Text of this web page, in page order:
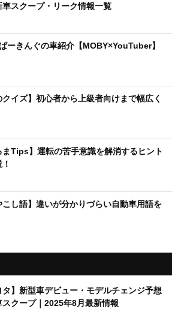
車スクープ・リーク情報一覧
ーきんぐの車紹介【MOBY×YouTuber】
クイズ】初心者から上級者向けまで幅広く
まTips】運転の苦手意識を解消するヒント
こし語】違いが分かりづらい自動車用語を
タ】新型車デビュー・モデルチェンジ予想
スクープ｜2025年8月最新情報